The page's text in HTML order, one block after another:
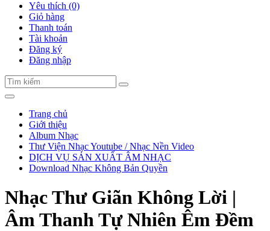
Yêu thích (0)
Giỏ hàng
Thanh toán
Tài khoản
Đăng ký
Đăng nhập
Trang chủ
Giới thiệu
Album Nhạc
Thư Viện Nhạc Youtube / Nhạc Nền Video
DỊCH VỤ SẢN XUẤT ÂM NHẠC
Download Nhạc Không Bản Quyền
Nhạc Thư Giãn Không Lời |
Âm Thanh Tự Nhiên Êm Đềm